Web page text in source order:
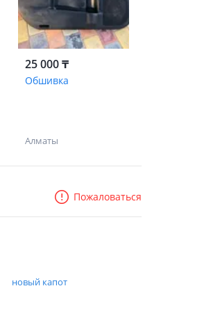
25 000 ₸
Обшивка
Алматы
Пожаловаться
новый капот